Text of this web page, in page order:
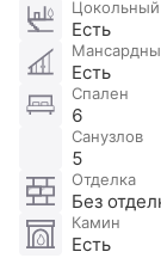
Есть
Есть
Спален
6
Санузлов
5
Отделка
Без
Камин
Есть